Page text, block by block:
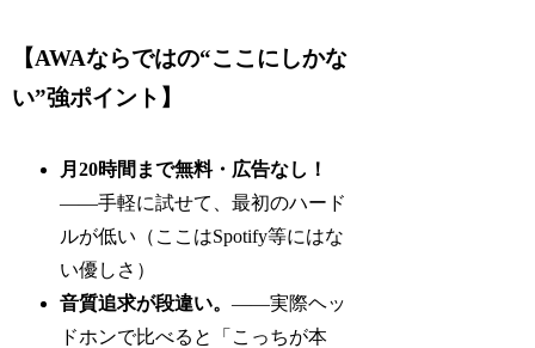
【AWAならではの“ここにしかな
い”強ポイント】
月20時間まで無料・広告なし！
——手軽に試せて、最初のハード
ルが低い（ここはSpotify等にはな
い優しさ）
音質追求が段違い。——実際ヘッ
ドホンで比べると「こっちが本